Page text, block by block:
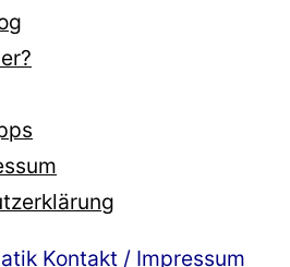
Kontakt / Impressum